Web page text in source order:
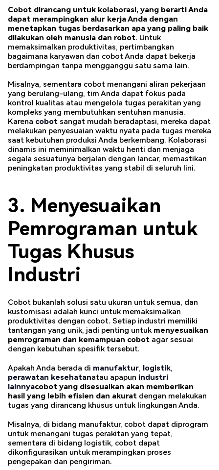
Cobot dirancang untuk kolaborasi, yang berarti Anda
dapat merampingkan alur kerja Anda dengan
menetapkan tugas berdasarkan apa yang paling baik
dilakukan oleh manusia dan robot. Untuk
memaksimalkan produktivitas, pertimbangkan
bagaimana karyawan dan cobot Anda dapat bekerja
berdampingan tanpa mengganggu satu sama lain.
Misalnya, sementara cobot menangani aliran pekerjaan
yang berulang-ulang, tim Anda dapat fokus pada
kontrol kualitas atau mengelola tugas perakitan yang
kompleks yang membutuhkan sentuhan manusia.
Karena cobotsangat mudah beradaptasi, mereka dapat
melakukan penyesuaian waktu nyata pada tugas mereka
saat kebutuhan produksi Anda berkembang. Kolaborasi
dinamis ini meminimalkan waktu henti dan menjaga
segala sesuatunya berjalan dengan lancar, memastikan
peningkatan produktivitas yang stabil di seluruh lini.
3. Menyesuaikan
Pemrograman untuk
Tugas Khusus
Industri
Cobot bukanlah solusi satu ukuran untuk semua, dan
kustomisasi adalah kunci untuk memaksimalkan
produktivitas dengan cobot. Setiap industri memiliki
tantangan yang unik, jadi penting untuk menyesuaikan
pemrograman dan kemampuan cobotagar sesuai
dengan kebutuhan spesifik tersebut.
Apakah Anda berada di manufaktur, logistik,
perawatan kesehatanatau apapun industri
lainnyacobot yang disesuaikan akan memberikan
hasil yang lebih efisien dan akuratdengan melakukan
tugas yang dirancang khusus untuk lingkungan Anda.
Misalnya, di bidang manufaktur, cobot dapat diprogram
untuk menangani tugas perakitan yang tepat,
sementara di bidang logistik, cobot dapat
dikonfigurasikan untuk merampingkan proses
pengepakan dan pengiriman.